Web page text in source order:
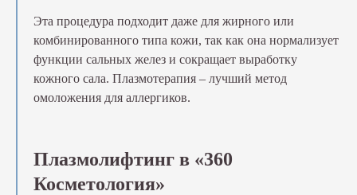
Эта процедура подходит даже для жирного или
комбинированного типа кожи, так как она нормализует
функции сальных желез и сокращает выработку
кожного сала. Плазмотерапия – лучший метод
омоложения для аллергиков.
Плазмолифтинг в «360
Косметология»